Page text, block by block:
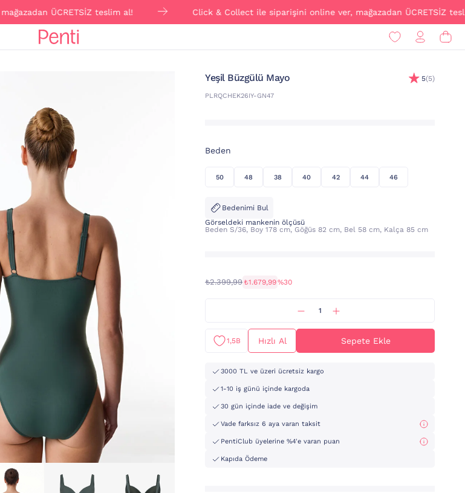
ÜCRETSİZ teslim al! Click & Collect ile siparişini online ver, mağazadan ÜCRETSİZ teslim al!
Yeşil Büzgülü Mayo
PLRQCHEK26IY-GN47
5(5)
Beden
50 48 38 40 42 44 46
Bedenimi Bul
Görseldeki mankenin ölçüsü
Beden S/36, Boy 178 cm, Göğüs 82 cm, Bel 58 cm, Kalça 85 cm
₺2.399,99 ₺1.679,99%30
1,5B Hızlı Al Sepete Ekle
3000 TL ve üzeri ücretsiz kargo
1-10 iş günü içinde kargoda
30 gün içinde iade ve değişim
Vade farksız 6 aya varan taksit
PentiClub üyelerine %4'e varan puan
Kapıda Ödeme